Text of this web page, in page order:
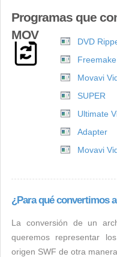
Programas que
MOV
DVD
Movavi
SUPER
Ultimate
Adapter
Movavi
¿Para qué convertimos
La conversión de un
queremos representar
origen SWF de otra